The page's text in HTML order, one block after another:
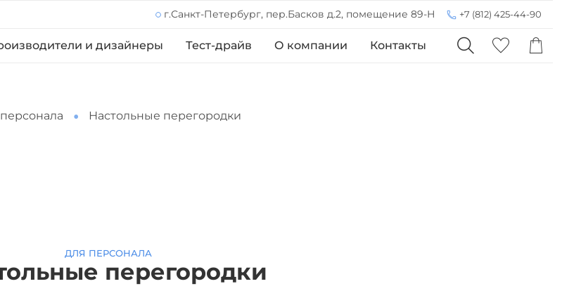
г.Санкт-Петербург, пер.Басков д.2, помещение 89-Н +7 (812) 425-44-90
и дизайнеры Тест-драйв О компании Контакты
Настольные перегородки
ДЛЯ ПЕРСОНАЛА
перегородки